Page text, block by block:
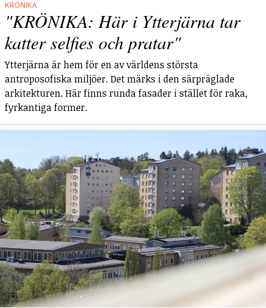
KRÖNIKA
"KRÖNIKA: Här i Ytterjärna tar
katter selfies och pratar"
Ytterjärna är hem för en av världens största
antroposofiska miljöer. Det märks i den särpräglade
arkitekturen. Här finns runda fasader i stället för raka,
fyrkantiga former.